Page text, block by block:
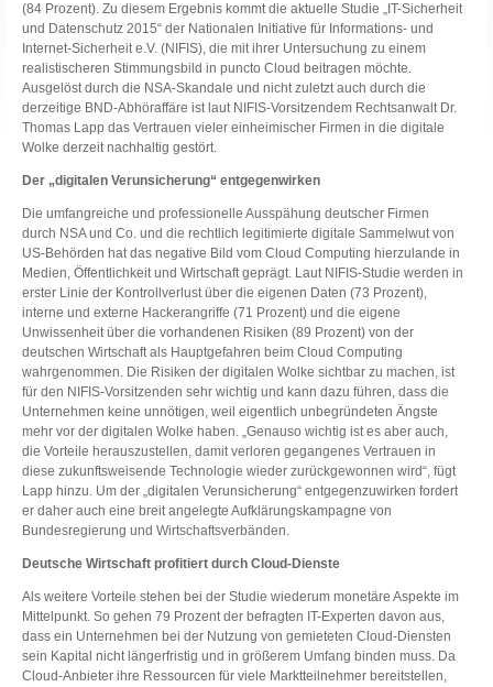
(84 Prozent). Zu diesem Ergebnis kommt die aktuelle Studie „IT-Sicherheit
und Datenschutz 2015“ der Nationalen Initiative für Informations- und
Internet-Sicherheit e.V. (NIFIS), die mit ihrer Untersuchung zu einem
realistischeren Stimmungsbild in puncto Cloud beitragen möchte.
Ausgelöst durch die NSA-Skandale und nicht zuletzt auch durch die
derzeitige BND-Abhöraffäre ist laut NIFIS-Vorsitzendem Rechtsanwalt Dr.
Thomas Lapp das Vertrauen vieler einheimischer Firmen in die digitale
Wolke derzeit nachhaltig gestört.
Der „digitalen Verunsicherung“ entgegenwirken
Die umfangreiche und professionelle Ausspähung deutscher Firmen
durch NSA und Co. und die rechtlich legitimierte digitale Sammelwut von
US-Behörden hat das negative Bild vom Cloud Computing hierzulande in
Medien, Öffentlichkeit und Wirtschaft geprägt. Laut NIFIS-Studie werden in
erster Linie der Kontrollverlust über die eigenen Daten (73 Prozent),
interne und externe Hackerangriffe (71 Prozent) und die eigene
Unwissenheit über die vorhandenen Risiken (89 Prozent) von der
deutschen Wirtschaft als Hauptgefahren beim Cloud Computing
wahrgenommen. Die Risiken der digitalen Wolke sichtbar zu machen, ist
für den NIFIS-Vorsitzenden sehr wichtig und kann dazu führen, dass die
Unternehmen keine unnötigen, weil eigentlich unbegründeten Ängste
mehr vor der digitalen Wolke haben. „Genauso wichtig ist es aber auch,
die Vorteile herauszustellen, damit verloren gegangenes Vertrauen in
diese zukunftsweisende Technologie wieder zurückgewonnen wird“, fügt
Lapp hinzu. Um der „digitalen Verunsicherung“ entgegenzuwirken fordert
er daher auch eine breit angelegte Aufklärungskampagne von
Bundesregierung und Wirtschaftsverbänden.
Deutsche Wirtschaft profitiert durch Cloud-Dienste
Als weitere Vorteile stehen bei der Studie wiederum monetäre Aspekte im
Mittelpunkt. So gehen 79 Prozent der befragten IT-Experten davon aus,
dass ein Unternehmen bei der Nutzung von gemieteten Cloud-Diensten
sein Kapital nicht längerfristig und in größerem Umfang binden muss. Da
Cloud-Anbieter ihre Ressourcen für viele Marktteilnehmer bereitstellen,